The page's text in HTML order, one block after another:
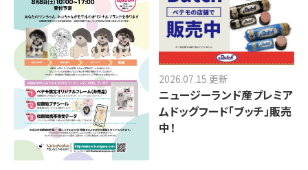
2026.07.15 更新
ニュージーランド産プレミア
ムドッグフード「ブッチ」販売
中！